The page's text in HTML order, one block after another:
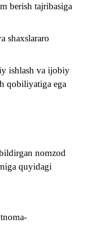
berish tajribasiga
shaxslararo
ishlash va ijobiy
qobiliyatiga ega
nomzod
quyidagi